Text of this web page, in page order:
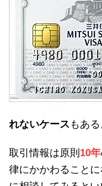
れないケース もある
取引情報は原則 10年
律にかかわること